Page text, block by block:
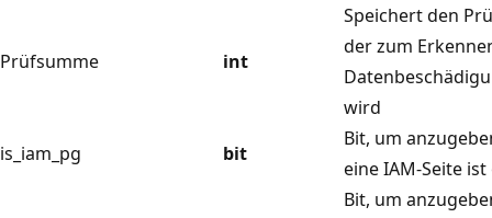
Prüfsumme int
Speichert den
der zum
wird
is_iam_pg
bit
Bit, um
eine IAM-Seite
Bit, um